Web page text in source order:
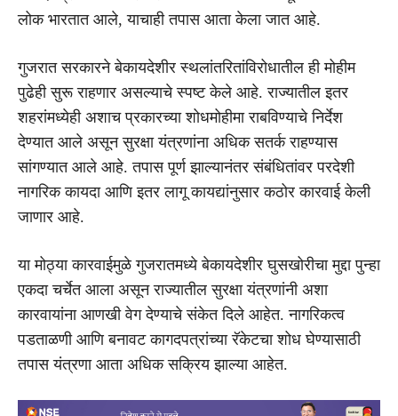
लोक भारतात आले, याचाही तपास आता केला जात आहे.
गुजरात सरकारने बेकायदेशीर स्थलांतरितांविरोधातील ही मोहीम
पुढेही सुरू राहणार असल्याचे स्पष्ट केले आहे. राज्यातील इतर
शहरांमध्येही अशाच प्रकारच्या शोधमोहीमा राबविण्याचे निर्देश
देण्यात आले असून सुरक्षा यंत्रणांना अधिक सतर्क राहण्यास
सांगण्यात आले आहे. तपास पूर्ण झाल्यानंतर संबंधितांवर परदेशी
नागरिक कायदा आणि इतर लागू कायद्यांनुसार कठोर कारवाई केली
जाणार आहे.
या मोठ्या कारवाईमुळे गुजरातमध्ये बेकायदेशीर घुसखोरीचा मुद्दा पुन्हा
एकदा चर्चेत आला असून राज्यातील सुरक्षा यंत्रणांनी अशा
कारवायांना आणखी वेग देण्याचे संकेत दिले आहेत. नागरिकत्व
पडताळणी आणि बनावट कागदपत्रांच्या रॅकेटचा शोध घेण्यासाठी
तपास यंत्रणा आता अधिक सक्रिय झाल्या आहेत.